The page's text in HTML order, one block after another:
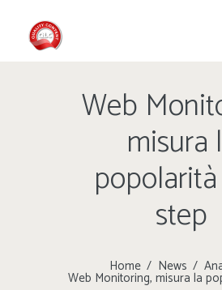
Web
misura
step
Home News
Web Monitoring, misura la